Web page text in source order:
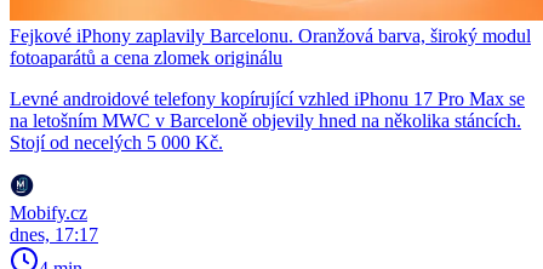
Fejkové iPhony zaplavily Barcelonu. Oranžová barva, široký modul
fotoaparátů a cena zlomek originálu
Levné androidové telefony kopírující vzhled iPhonu 17 Pro Max se
na letošním MWC v Barceloně objevily hned na několika stáncích.
Stojí od necelých 5 000 Kč.
Mobify.cz
dnes, 17:17